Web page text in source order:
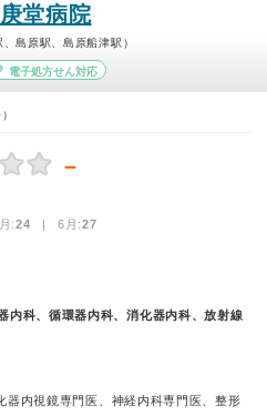
堂病院
島原駅、島原船津駅）
電子処方せん対応
－
:24 | 6月:27
内科、循環器内科、消化器内科、放射線
器内視鏡専門医、神経内科専門医、整形